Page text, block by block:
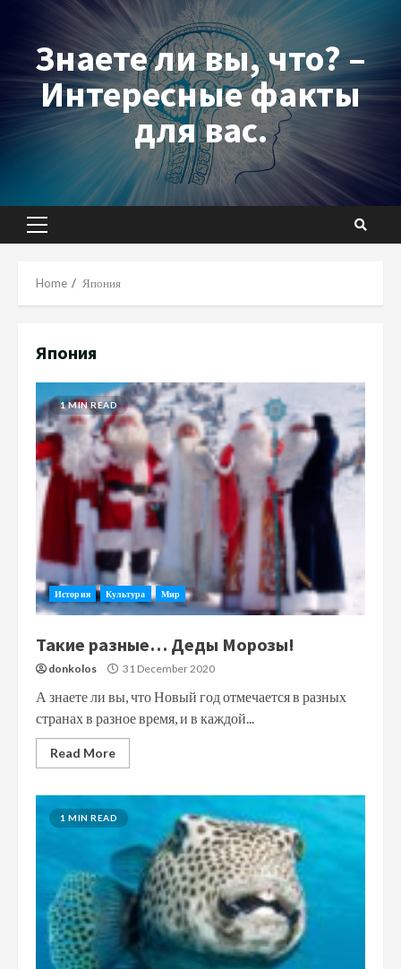
contentЗнаете ли вы, что? –
Интересные факты
для вас.
Primary
Home Япония
Япония
1 MIN READ
История Культура Мир
Такие разные… Деды Морозы!
donkolos 31 December 2020
А знаете ли вы, что Новый год отмечается в разных
странах в разное время, и в каждой...
Read More
1 MIN READ